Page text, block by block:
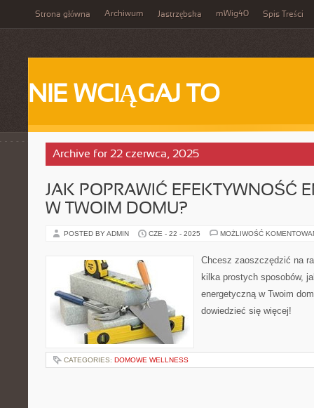
Strona główna Archiwum Jastrzębska mWig40 Spis Treści
NIE WCIĄGAJ TO
Archive for 22 czerwca, 2025
JAK POPRAWIĆ EFEKTYWNOŚĆ
W TWOIM DOMU?
POSTED BY ADMIN CZE - 22 - 2025 MOŻLIWOŚĆ
Chcesz zaoszczędzić na
kilka prostych sposobów,
energetyczną w Twoim
dowiedzieć się więcej!
CATEGORIES: DOMOWE WELLNESS